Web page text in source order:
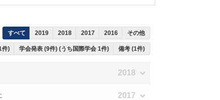
すべて 2019 2018 2017 2016 その他
件) 学会発表 (9件) (うち国際学会 1件) 備考 (1件)
2018
2017